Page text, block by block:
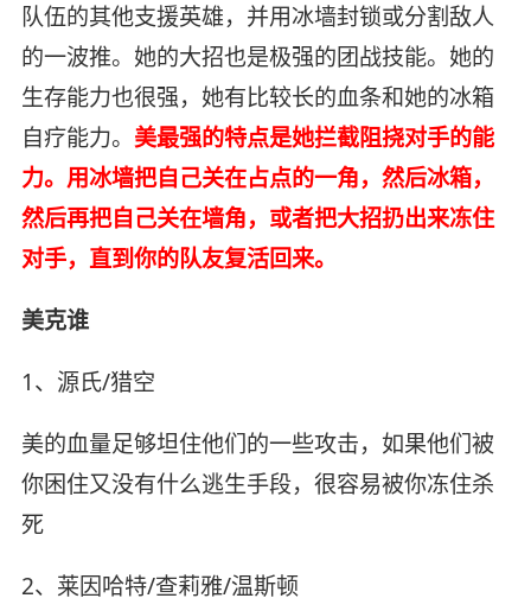
队伍的其他支援英雄，并用冰墙封锁或分割敌人
的一波推。她的大招也是极强的团战技能。她的
生存能力也很强，她有比较长的血条和她的冰箱
自疗能力。 美最强的特点是她拦截阻挠对手的能
力。用冰墙把自己关在占点的一角，然后冰箱，
然后再把自己关在墙角，或者把大招扔出来冻住
对手，直到你的队友复活回来。
美克谁
1、源氏/猎空
美的血量足够坦住他们的一些攻击，如果他们被
你困住又没有什么逃生手段，很容易被你冻住杀
死
2、莱因哈特/查莉雅/温斯顿